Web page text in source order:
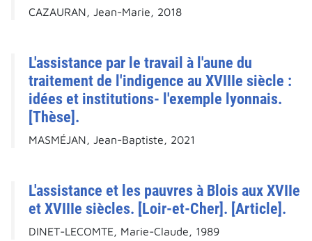
CAZAURAN, Jean-Marie, 2018
L'assistance par le travail à l'aune du
traitement de l'indigence au XVIIIe siècle :
idées et institutions- l'exemple lyonnais.
[Thèse].
MASMÉJAN, Jean-Baptiste, 2021
L'assistance et les pauvres à Blois aux XVIIe
et XVIIIe siècles. [Loir-et-Cher]. [Article].
DINET-LECOMTE, Marie-Claude, 1989